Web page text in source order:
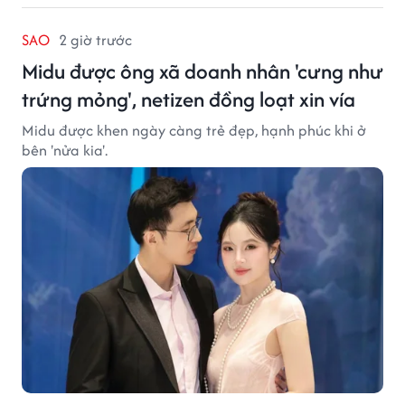
SAO 2 giờ trước
Midu được ông xã doanh nhân 'cưng như
trứng mỏng', netizen đồng loạt xin vía
Midu được khen ngày càng trẻ đẹp, hạnh phúc khi ở
bên 'nửa kia'.